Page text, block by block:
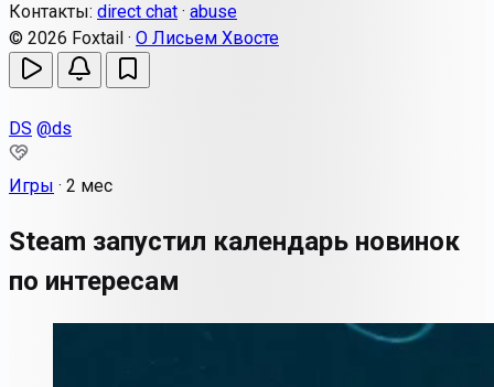
Контакты: direct chat · abuse
© 2026 Foxtail · О Лисьем Хвосте
DS @ds
Игры · 2 мес
Steam запустил календарь новинок
по интересам